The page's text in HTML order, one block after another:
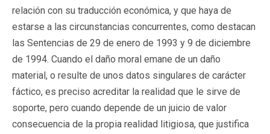
relación con su traducción económica, y que haya de
estarse a las circunstancias concurrentes, como destacan
las Sentencias de 29 de enero de 1993 y 9 de diciembre
de 1994. Cuando el daño moral emane de un daño
material, o resulte de unos datos singulares de carácter
fáctico, es preciso acreditar la realidad que le sirve de
soporte, pero cuando depende de un juicio de valor
consecuencia de la propia realidad litigiosa, que justifica